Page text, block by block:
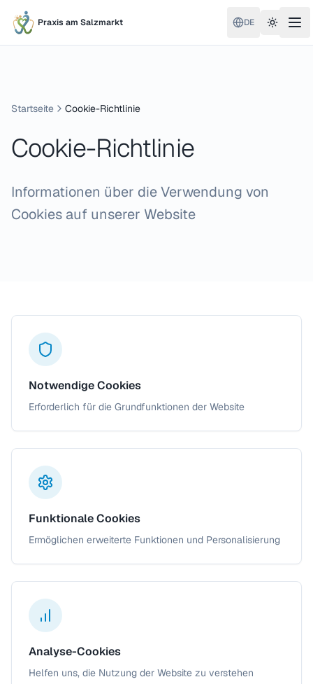
Praxis am Salzmarkt DE Toggle
Startseite Cookie-Richtlinie
Cookie-Richtlinie
Informationen über die Verwendung von
Cookies auf unserer Website
Notwendige Cookies
Erforderlich für die Grundfunktionen der Website
Funktionale Cookies
Ermöglichen erweiterte Funktionen und Personalisierung
Analyse-Cookies
Helfen uns, die Nutzung der Website zu verstehen